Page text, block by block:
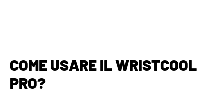
COME USARE IL WRISTCOOL
PRO?